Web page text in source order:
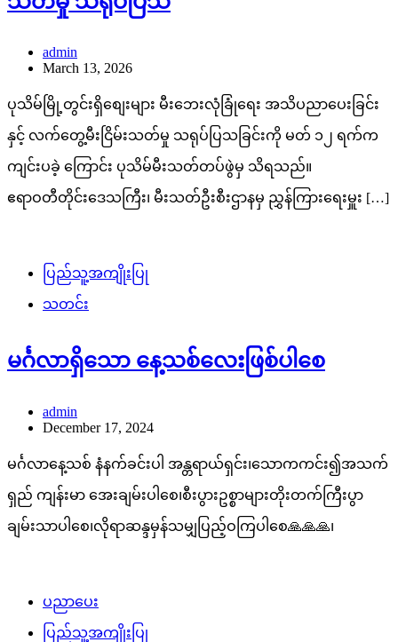
ပုသိမ်မြို့တွင်းရှိစျေးများ မီးဘေးလုံခြုံရေး အသိပညာပေးခြင်း
ကျင်းပခဲ့ ကြောင်း ပုသိမ်မီးသတ်တပ်ဖွဲမှ သိရသည်။
ဧရာဝတီတိုင်း‌ဒေသကြီး၊ မီးသတ်ဦးစီးဌာနမှ ညွှန်ကြားရေးမှူး […]
ပြည်သူ့အကျိုးပြု
သတင်း
မင်္ဂလာရှိသော နေ့သစ်လေးဖြစ်ပါစေ
admin
မင်္ဂလာနေ့သစ် နံနက်ခင်းပါ အန္တရာယ်ရှင်း၊သောကကင်း၍အသက်
ချမ်းသာပါစေ၊လိုရာဆန္ဒမှန်သမျှပြည့်ဝကြပါစေ🙏🙏🙏၊
ပညာပေး
ပြည်သူ့အကျိုးပြု
မင်္ဂလာနံနက်ခင်းပါ